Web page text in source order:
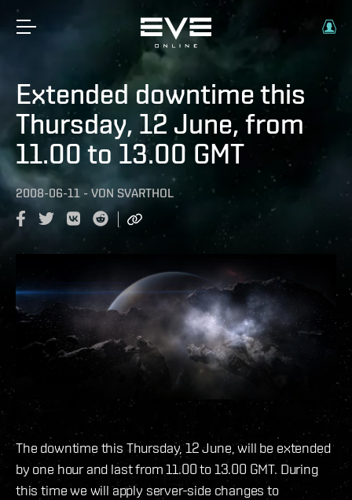
Extended downtime this
Thursday, 12 June, from
11.00 to 13.00 GMT
2008-06-11 - VON SVARTHOL
The downtime this Thursday, 12 June, will be extended
by one hour and last from 11.00 to 13.00 GMT. During
this time we will apply server-side changes to